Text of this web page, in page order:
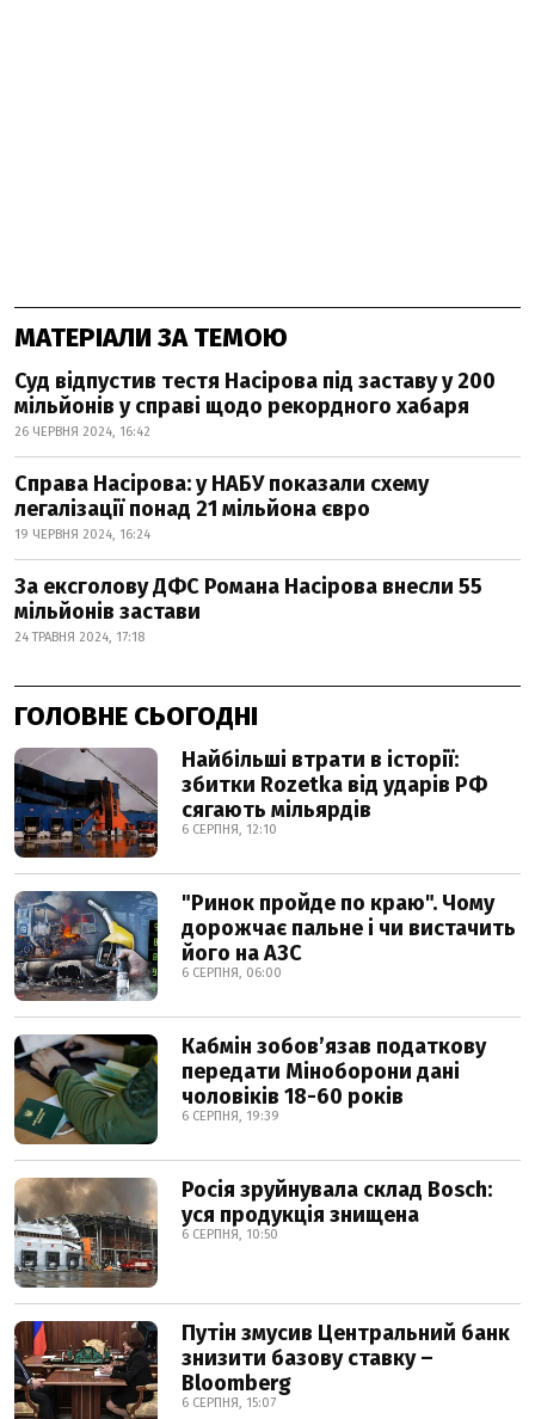
МАТЕРІАЛИ ЗА ТЕМОЮ
Суд відпустив тестя Насірова під заставу у 200
мільйонів у справі щодо рекордного хабаря
26 ЧЕРВНЯ 2024, 16:42
Справа Насірова: у НАБУ показали схему
легалізації понад 21 мільйона євро
19 ЧЕРВНЯ 2024, 16:24
За ексголову ДФС Романа Насірова внесли 55
мільйонів застави
24 ТРАВНЯ 2024, 17:18
ГОЛОВНЕ СЬОГОДНІ
Найбільші втрати в історії:
збитки Rozetka від ударів РФ
сягають мільярдів
6 СЕРПНЯ, 12:10
"Ринок пройде по краю". Чому
дорожчає пальне і чи вистачить
його на АЗС
6 СЕРПНЯ, 06:00
Кабмін зобовʼязав податкову
передати Міноборони дані
чоловіків 18-60 років
6 СЕРПНЯ, 19:39
Росія зруйнувала склад Bosch:
уся продукція знищена
6 СЕРПНЯ, 10:50
Путін змусив Центральний банк
знизити базову ставку –
Bloomberg
6 СЕРПНЯ, 15:07